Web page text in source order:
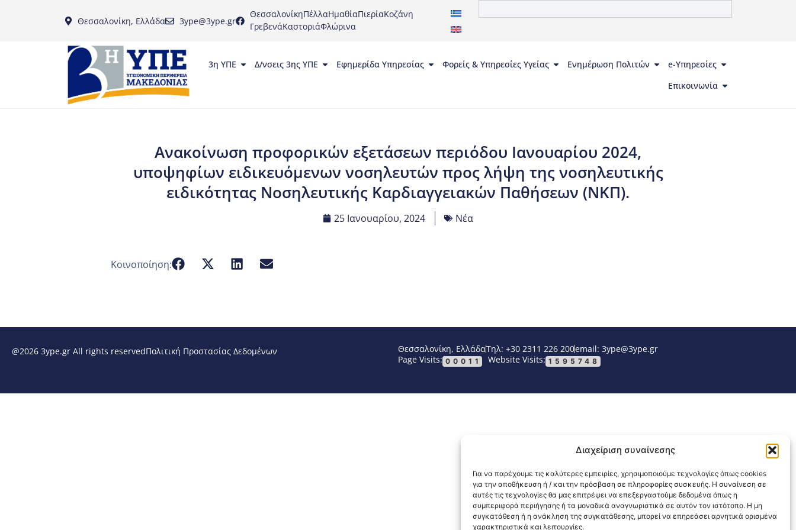
Διαχείριση συναίνεσης
Για να παρέχουμε τις καλύτερες εμπειρίες, χρησιμοποιούμε τεχνολογίες όπως cookies
για την αποθήκευση ή / και την πρόσβαση σε πληροφορίες συσκευής. Η συναίνεση σε
αυτές τις τεχνολογίες θα μας επιτρέψει να επεξεργαστούμε δεδομένα όπως η
συμπεριφορά περιήγησης ή τα μοναδικά αναγνωριστικά σε αυτόν τον ιστότοπο. Η μη
συγκατάθεση ή η ανάκληση της συγκατάθεσης, μπορεί να επηρεάσει αρνητικά ορισμένα
χαρακτηριστικά και λειτουργίες.
Θεσσαλονίκη, Ελλάδα 3ype@3ype.gr
ΘεσσαλονίκηΠέλλαΗμαθίαΠιερίαΚοζάνη
ΓρεβενάΚαστοριάΦλώρινα
3η ΥΠΕ Δ/νσεις 3ης ΥΠΕ Εφημερίδα Υπηρεσίας Φορείς & Υπηρεσίες Υγείας Ενημέρωση Πολιτών
e-Υπηρεσίες
Επικοινωνία
Ανακοίνωση προφορικών εξετάσεων περιόδου Ιανουαρίου 2024,
υποψηφίων ειδικευόμενων νοσηλευτών προς λήψη της νοσηλευτικής
ειδικότητας Νοσηλευτικής Καρδιαγγειακών Παθήσεων (ΝΚΠ).
25 Ιανουαρίου, 2024 Νέα
Κοινοποίηση:
@2026 3ype.gr All rights reservedΠολιτική Προστασίας Δεδομένων Θεσσαλονίκη, ΕλλάδαΤηλ: +30 2311 226 200email: 3ype@3ype.gr
Page Visits: 00011 Website Visits: 1595748